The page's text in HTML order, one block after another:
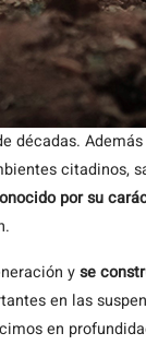
décadas.
citadinos,
por su
yse
en las
en